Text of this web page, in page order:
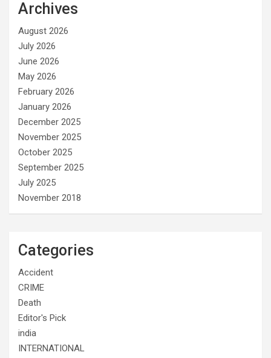
Archives
August 2026
July 2026
June 2026
May 2026
February 2026
January 2026
December 2025
November 2025
October 2025
September 2025
July 2025
November 2018
Categories
Accident
CRIME
Death
Editor's Pick
india
INTERNATIONAL